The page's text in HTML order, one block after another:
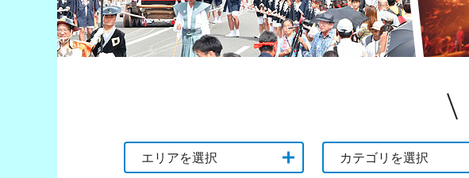
エリアを選択 カテゴリを選択